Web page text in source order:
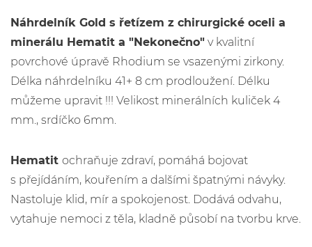
Náhrdelník Gold s řetízem z chirurgické oceli a
minerálu Hematit a "Nekonečno" v kvalitní
povrchové úpravě Rhodium se vsazenými zirkony.
Délka náhrdelníku 41+ 8 cm prodloužení. Délku
můžeme upravit !!! Velikost minerálních kuliček 4
mm., srdíčko 6mm.
Hematit ochraňuje zdraví, pomáhá bojovat
s přejídáním, kouřením a dalšími špatnými návyky.
Nastoluje klid, mír a spokojenost. Dodává odvahu,
vytahuje nemoci z těla, kladně působí na tvorbu krve.